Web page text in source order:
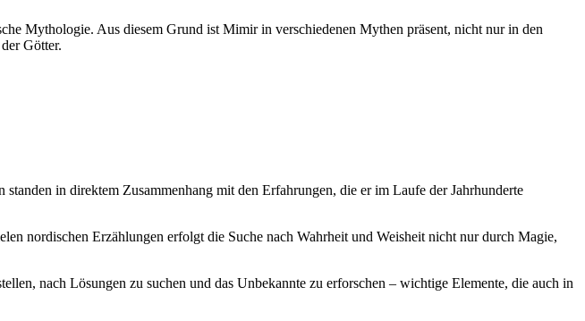
​Mythologie. Aus diesem ‌Grund ist‌ Mimir ⁣in verschiedenen Mythen präsent, nicht nur in den
Götter.
in direktem Zusammenhang mit den Erfahrungen, die er im Laufe der‌ Jahrhunderte
nordischen Erzählungen erfolgt‌ die Suche nach Wahrheit und Weisheit⁢ nicht nur durch Magie,
⁤nach Lösungen ⁢zu suchen und das Unbekannte zu erforschen – ​wichtige Elemente, die auch in